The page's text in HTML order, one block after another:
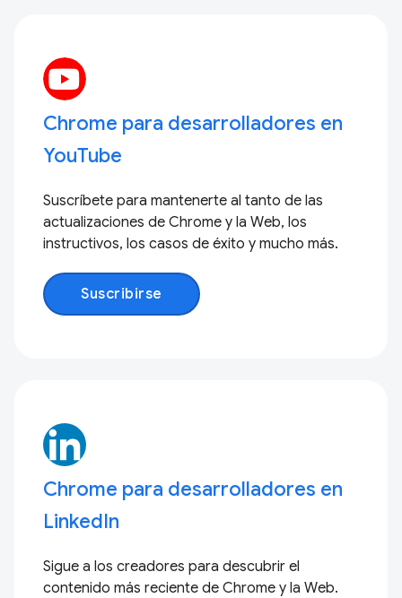
Chrome para desarrolladores en
YouTube
Suscríbete para mantenerte al tanto de las
actualizaciones de Chrome y la Web, los
instructivos, los casos de éxito y mucho más.
Suscribirse
Chrome para desarrolladores en
LinkedIn
Sigue a los creadores para descubrir el
contenido más reciente de Chrome y la Web.